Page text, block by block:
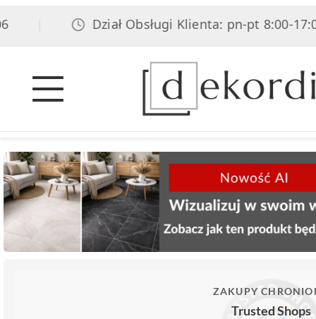
| Dział Obsługi Klienta: pn-pt 8:00-17:00,
ZAKUPY
Trusted Shops